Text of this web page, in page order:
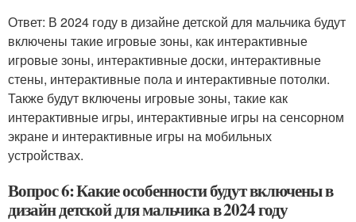
Ответ: В 2024 году в дизайне детской для мальчика будут
включены такие игровые зоны, как интерактивные
игровые зоны, интерактивные доски, интерактивные
стены, интерактивные пола и интерактивные потолки.
Также будут включены игровые зоны, такие как
интерактивные игры, интерактивные игры на сенсорном
экране и интерактивные игры на мобильных
устройствах.
Вопрос 6: Какие особенности будут включены в
дизайн детской для мальчика в 2024 году